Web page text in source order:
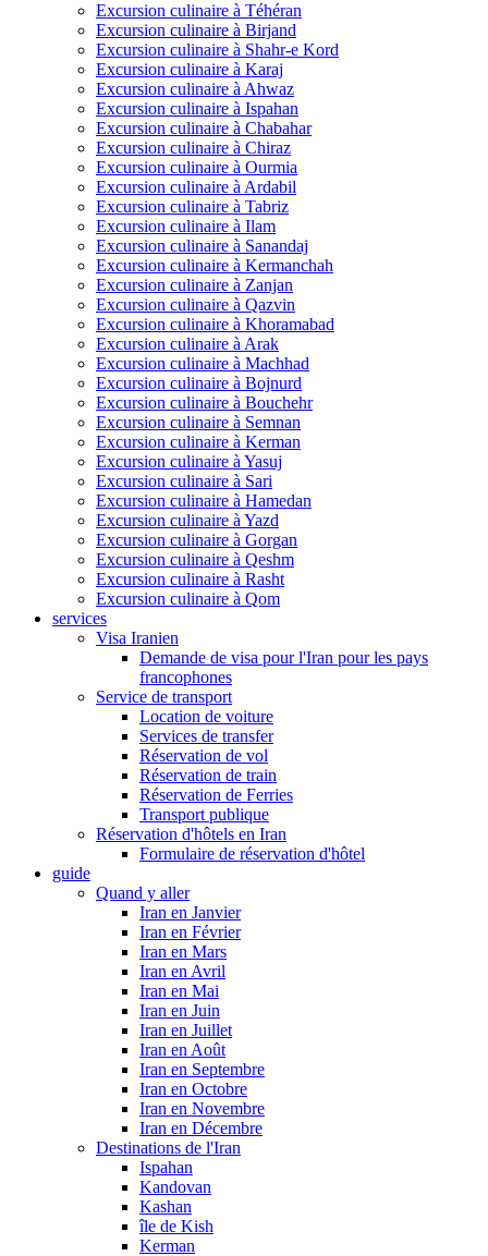
Excursion culinaire à Téhéran
Excursion culinaire à Birjand
Excursion culinaire à Shahr-e Kord
Excursion culinaire à Karaj
Excursion culinaire à Ahwaz
Excursion culinaire à Ispahan
Excursion culinaire à Chabahar
Excursion culinaire à Chiraz
Excursion culinaire à Ourmia
Excursion culinaire à Ardabil
Excursion culinaire à Tabriz
Excursion culinaire à Ilam
Excursion culinaire à Sanandaj
Excursion culinaire à Kermanchah
Excursion culinaire à Zanjan
Excursion culinaire à Qazvin
Excursion culinaire à Khoramabad
Excursion culinaire à Arak
Excursion culinaire à Machhad
Excursion culinaire à Bojnurd
Excursion culinaire à Bouchehr
Excursion culinaire à Semnan
Excursion culinaire à Kerman
Excursion culinaire à Yasuj
Excursion culinaire à Sari
Excursion culinaire à Hamedan
Excursion culinaire à Yazd
Excursion culinaire à Gorgan
Excursion culinaire à Qeshm
Excursion culinaire à Rasht
Excursion culinaire à Qom
services
Visa Iranien
Demande de visa pour l'Iran pour les pays
francophones
Service de transport
Location de voiture
Services de transfer
Réservation de vol
Réservation de train
Réservation de Ferries
Transport publique
Réservation d'hôtels en Iran
Formulaire de réservation d'hôtel
guide
Quand y aller
Iran en Janvier
Iran en Février
Iran en Mars
Iran en Avril
Iran en Mai
Iran en Juin
Iran en Juillet
Iran en Août
Iran en Septembre
Iran en Octobre
Iran en Novembre
Iran en Décembre
Destinations de l'Iran
Ispahan
Kandovan
Kashan
île de Kish
Kerman